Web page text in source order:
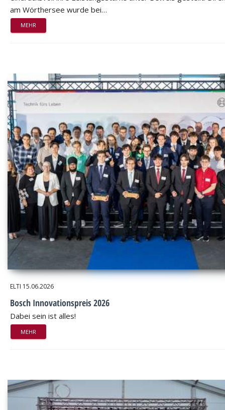
am Wörthersee wurde bei…
MEHR
ELTI 15.06.2026
Bosch Innovationspreis 2026
Dabei sein ist alles!
MEHR